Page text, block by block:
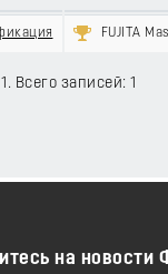
FUJITA
Всего записей: 1
на новости